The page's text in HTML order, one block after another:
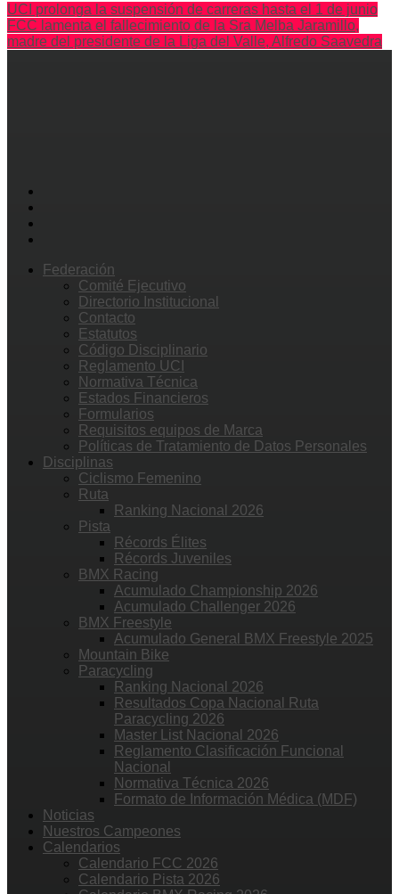
UCI prolonga la suspensión de carreras hasta el 1 de junio
FCC lamenta el fallecimiento de la Sra Melba Jaramillo,
madre del presidente de la Liga del Valle, Alfredo Saavedra
Federación
Comité Ejecutivo
Directorio Institucional
Contacto
Estatutos
Código Disciplinario
Reglamento UCI
Normativa Técnica
Estados Financieros
Formularios
Requisitos equipos de Marca
Políticas de Tratamiento de Datos Personales
Disciplinas
Ciclismo Femenino
Ruta
Ranking Nacional 2026
Pista
Récords Élites
Récords Juveniles
BMX Racing
Acumulado Championship 2026
Acumulado Challenger 2026
BMX Freestyle
Acumulado General BMX Freestyle 2025
Mountain Bike
Paracycling
Ranking Nacional 2026
Resultados Copa Nacional Ruta
Paracycling 2026
Master List Nacional 2026
Reglamento Clasificación Funcional
Nacional
Normativa Técnica 2026
Formato de Información Médica (MDF)
Noticias
Nuestros Campeones
Calendarios
Calendario FCC 2026
Calendario Pista 2026